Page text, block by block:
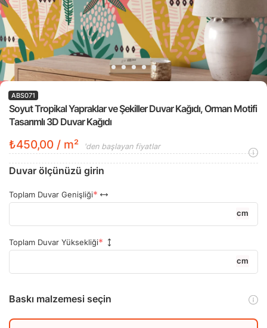
Soyut Tropikal Yapraklar ve Şekiller Duvar Kağıdı, Orman Motifi
Tasarımlı 3D Duvar Kağıdı
ABS071
₺450,00 / m² 'den başlayan fiyatlar
Duvar ölçünüzü girin
Toplam Duvar Genişliği
cm
Toplam Duvar Yüksekliği
cm
Baskı malzemesi seçin